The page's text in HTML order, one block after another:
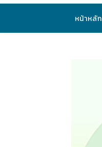
หน้าหลัก